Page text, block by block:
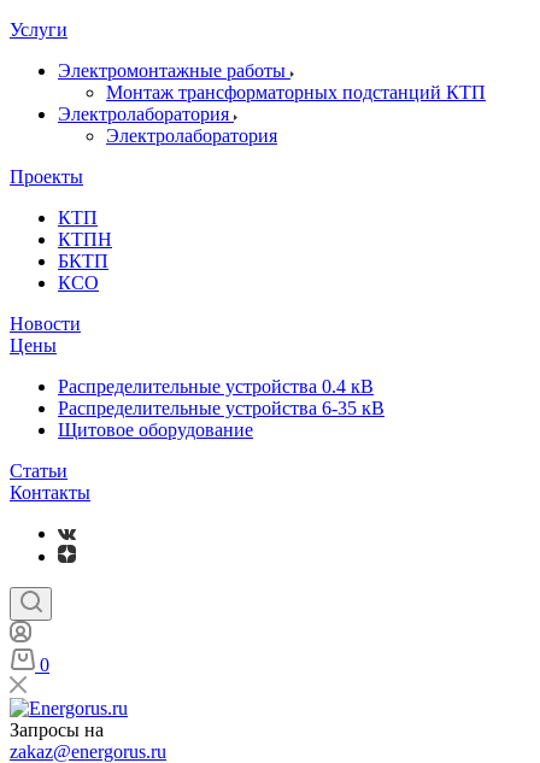
Услуги
Электромонтажные работы
Монтаж трансформаторных подстанций КТП
Электролаборатория
Электролаборатория
Проекты
КТП
КТПН
БКТП
КСО
Новости
Цены
Распределительные устройства 0.4 кВ
Распределительные устройства 6-35 кВ
Щитовое оборудование
Статьи
Контакты
0
Запросы на
zakaz@energorus.ru